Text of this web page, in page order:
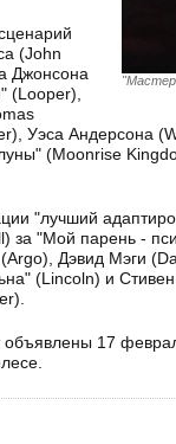
(John
Джонсона
(Looper),
Уэса Андерсона
(Moonrise
"лучший
за "Мой парень -
Дэвид Мэги
(Lincoln) и
объявлены 17